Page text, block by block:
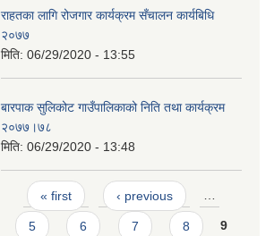
राहतका लागि रोजगार कार्यक्रम सँचालन कार्यबिधि
२०७७
मिति: 06/29/2020 - 13:55
बारपाक सुलिकोट गाउँपालिकाको निति तथा कार्यक्रम
२०७७।७८
मिति: 06/29/2020 - 13:48
Pages
« first ‹ previous …
5 6 7 8 9